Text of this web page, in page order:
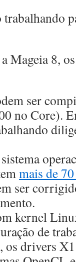
trabalhando
Mageia 8,
ser
no Core).
mais de
ser
kernel
de
os drivers